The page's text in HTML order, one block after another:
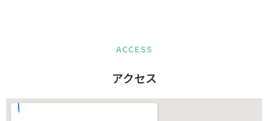
ACCESS
アクセス